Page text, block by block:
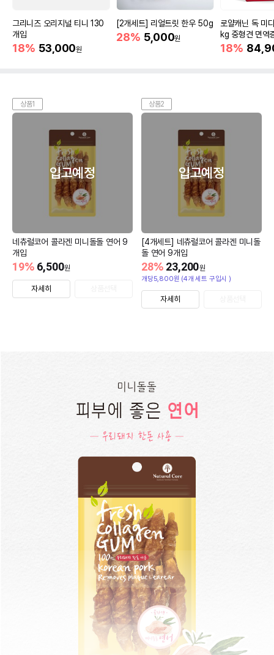
그리니즈 오리지널 티니 130
개입
18% 53,000원
[2개세트] 리얼트릿 한우 50g
28% 5,000원
로얄캐닌 독 미
kg 중형견 면역
18%
상품1
입고예정
네츄럴코어 콜라겐 미니돌돌 연어 9
개입
6,500원
19%
자세히
상품2
입고예정
[4개세트] 네츄럴코어 콜라겐 미니돌
돌 연어 9개입
23,200원
28%
개당5,800원 (4개 세트 구입시 )
자세히